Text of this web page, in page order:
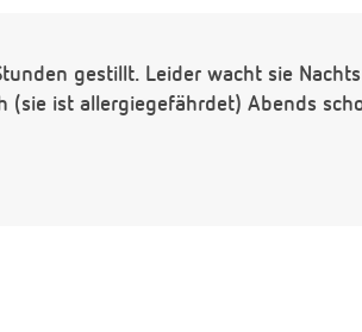
gestillt. Leider wacht sie
(sie ist allergiegefährdet) Abends